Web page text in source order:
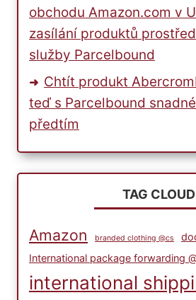
obchodu Amazon.com v
zasílání produktů
služby Parcelbound
Chtít produkt
teď s Parcelbound
předtím
TAG CLOUD
Amazon branded clothing @cs
International package forwarding
international